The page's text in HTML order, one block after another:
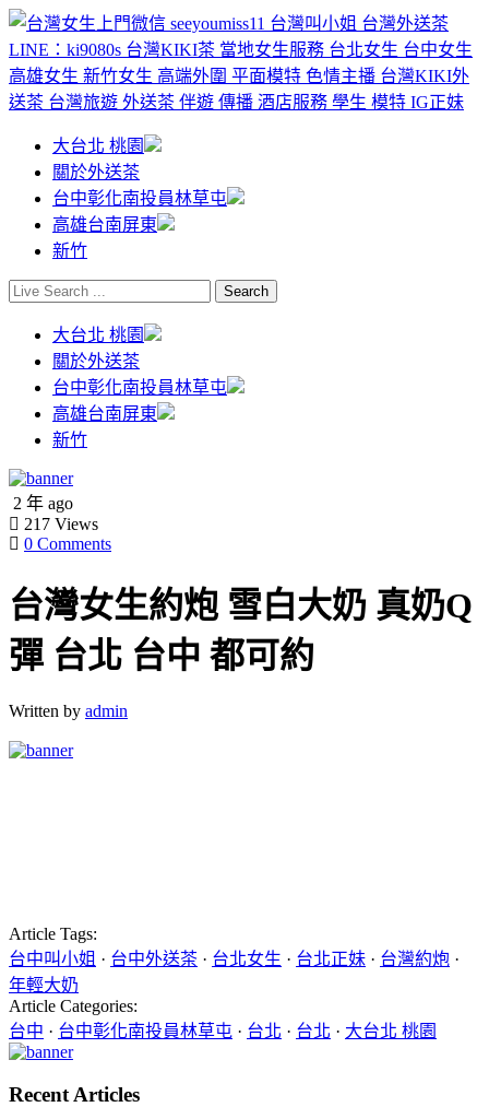
大台北 桃園
關於外送茶
台中彰化南投員林草屯
高雄台南屏東
新竹
大台北 桃園
關於外送茶
台中彰化南投員林草屯
高雄台南屏東
新竹
2 年 ago
217 Views
0 Comments
台灣女生約炮 雪白大奶 真奶Q
彈 台北 台中 都可約
Written by admin
Article Tags:
台中叫小姐 · 台中外送茶 · 台北女生 · 台北正妹 · 台灣約炮 ·
年輕大奶
Article Categories:
台中 · 台中彰化南投員林草屯 · 台北 · 台北 · 大台北 桃園
Recent Articles